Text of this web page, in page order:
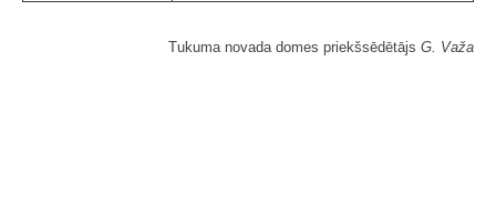
Tukuma novada domes priekšsēdētājs G. Važa